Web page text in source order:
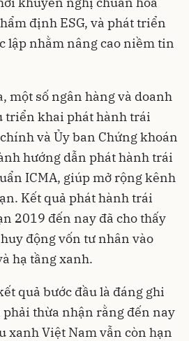
định ESG, và phát triển
lập nhằm nâng cao niềm tin
một số ngân hàng và doanh
triển khai phát hành trái
và Ủy ban Chứng khoán
hướng dẫn phát hành trái
ICMA, giúp mở rộng kênh
Kết quả phát hành trái
2019 đến nay đã cho thấy
động vốn tư nhân vào
hạ tầng xanh.
quả bước đầu là đáng ghi
thừa nhận rằng đến nay
xanh Việt Nam vẫn còn hạn